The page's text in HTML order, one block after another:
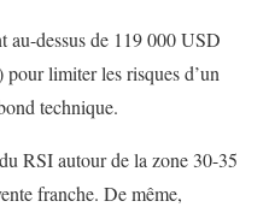
au-dessus de 119 000 USD
limiter les risques d’un
technique.
RSI autour de la zone 30-35
franche. De même,